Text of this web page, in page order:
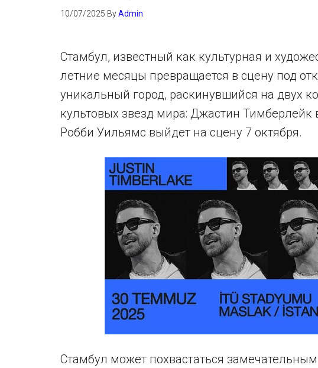
10/07/2025 ByAdmin
Стамбул, известный как культурная и
летние месяцы превращается в сцену под
уникальный город, раскинувшийся на двух
культовых звезд мира: Джастин Тимберлейк
Робби Уильямс выйдет на сцену 7 октября.
Стамбул может похвастаться